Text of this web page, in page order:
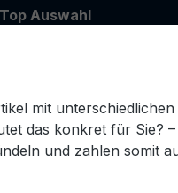
Top Auswahl
Estnisch Finnisch
mit
das konkret für Sie?
und zahlen somit